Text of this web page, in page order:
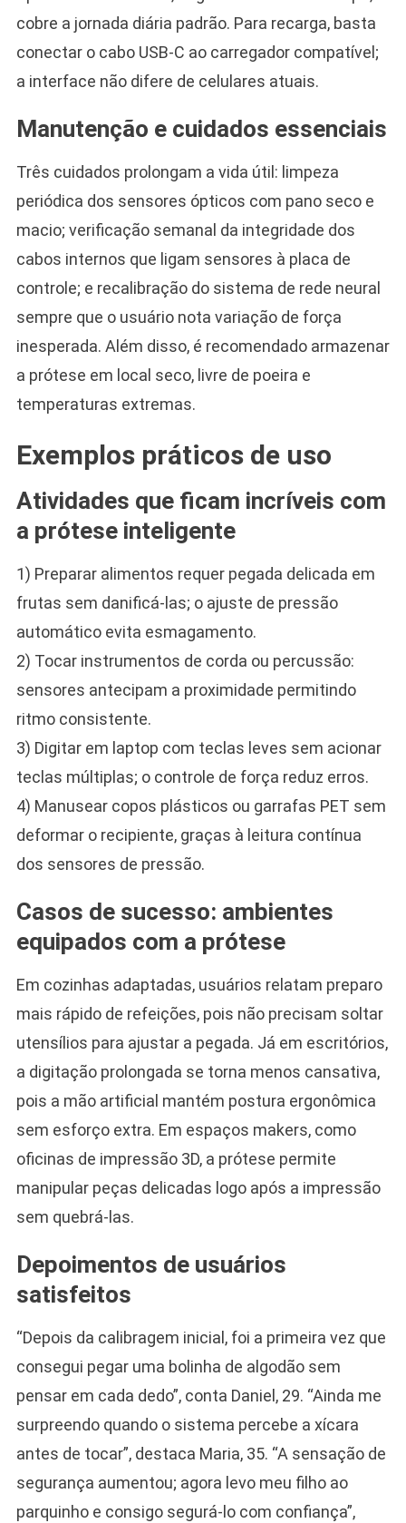
cobre a jornada diária padrão. Para recarga, basta
conectar o cabo USB-C ao carregador compatível;
a interface não difere de celulares atuais.
Manutenção e cuidados essenciais
Três cuidados prolongam a vida útil: limpeza
periódica dos sensores ópticos com pano seco e
macio; verificação semanal da integridade dos
cabos internos que ligam sensores à placa de
controle; e recalibração do sistema de rede neural
sempre que o usuário nota variação de força
inesperada. Além disso, é recomendado armazenar
a prótese em local seco, livre de poeira e
temperaturas extremas.
Exemplos práticos de uso
Atividades que ficam incríveis com
a prótese inteligente
1) Preparar alimentos requer pegada delicada em
frutas sem danificá-las; o ajuste de pressão
automático evita esmagamento.
2) Tocar instrumentos de corda ou percussão:
sensores antecipam a proximidade permitindo
ritmo consistente.
3) Digitar em laptop com teclas leves sem acionar
teclas múltiplas; o controle de força reduz erros.
4) Manusear copos plásticos ou garrafas PET sem
deformar o recipiente, graças à leitura contínua
dos sensores de pressão.
Casos de sucesso: ambientes
equipados com a prótese
Em cozinhas adaptadas, usuários relatam preparo
mais rápido de refeições, pois não precisam soltar
utensílios para ajustar a pegada. Já em escritórios,
a digitação prolongada se torna menos cansativa,
pois a mão artificial mantém postura ergonômica
sem esforço extra. Em espaços makers, como
oficinas de impressão 3D, a prótese permite
manipular peças delicadas logo após a impressão
sem quebrá-las.
Depoimentos de usuários
satisfeitos
“Depois da calibragem inicial, foi a primeira vez que
consegui pegar uma bolinha de algodão sem
pensar em cada dedo”, conta Daniel, 29. “Ainda me
surpreendo quando o sistema percebe a xícara
antes de tocar”, destaca Maria, 35. “A sensação de
segurança aumentou; agora levo meu filho ao
parquinho e consigo segurá-lo com confiança”,